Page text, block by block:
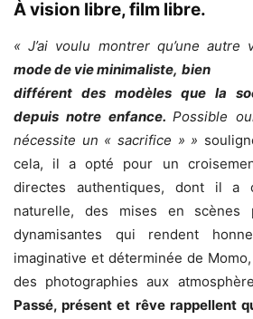
À vision libre, film libre.
« J’ai voulu montrer qu’une autre
mode de vie minimaliste, bien
différent des modèles que la
depuis notre enfance. Possible
nécessite un « sacrifice » »
cela, il a opté pour un
directes authentiques, dont il a
naturelle, des mises en scènes
dynamisantes qui rendent
imaginative et déterminée de
des photographies aux
Passé, présent et rêve rappellent